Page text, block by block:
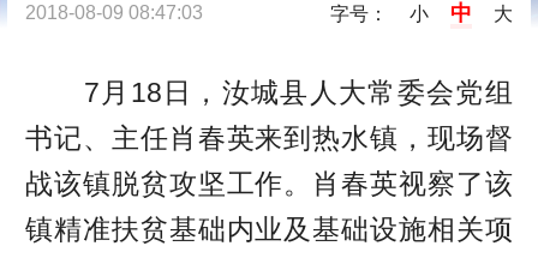
2018-08-09 08:47:03 字号： 小 中 大
7月18日，汝城县人大常委会党组
书记、主任肖春英来到热水镇，现场督
战该镇脱贫攻坚工作。肖春英视察了该
镇精准扶贫基础内业及基础设施相关项